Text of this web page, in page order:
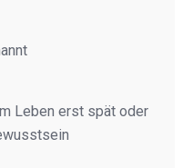
Leben erst spät oder